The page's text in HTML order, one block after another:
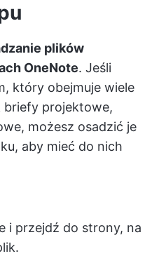
plików
OneNote. Jeśli
który obejmuje wiele
briefy projektowe,
możesz osadzić je
aby mieć do nich
i przejdź do strony, na